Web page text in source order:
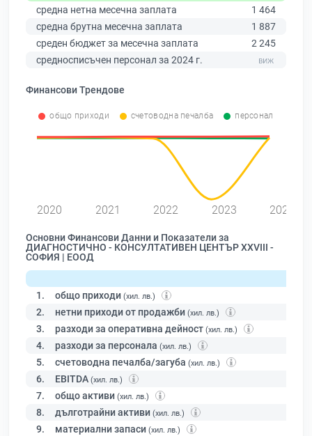
средна нетна месечна заплата
1 464
средна брутна месечна заплата
1 887
среден бюджет за месечна заплата
2 245
средносписъчен персонал за 2024 г.
Финансови Трендове
общо приходи счетоводна печалба персонал
2020 2021 2022 2023 2024
Основни Финансови Данни и Показатели за
ДИАГНОСТИЧНО - КОНСУЛТАТИВЕН ЦЕНТЪР ХХVIII -
СОФИЯ | ЕООД
1. общо приходи (хил. лв.)
2. нетни приходи от продажби (хил. лв.)
3. разходи за оперативна дейност (хил. лв.)
4. разходи за персонала (хил. лв.)
5. счетоводна печалба/загуба (хил. лв.)
6. EBITDA (хил. лв.)
7. общо активи (хил. лв.)
8. дълготрайни активи (хил. лв.)
9. материални запаси (хил. лв.)